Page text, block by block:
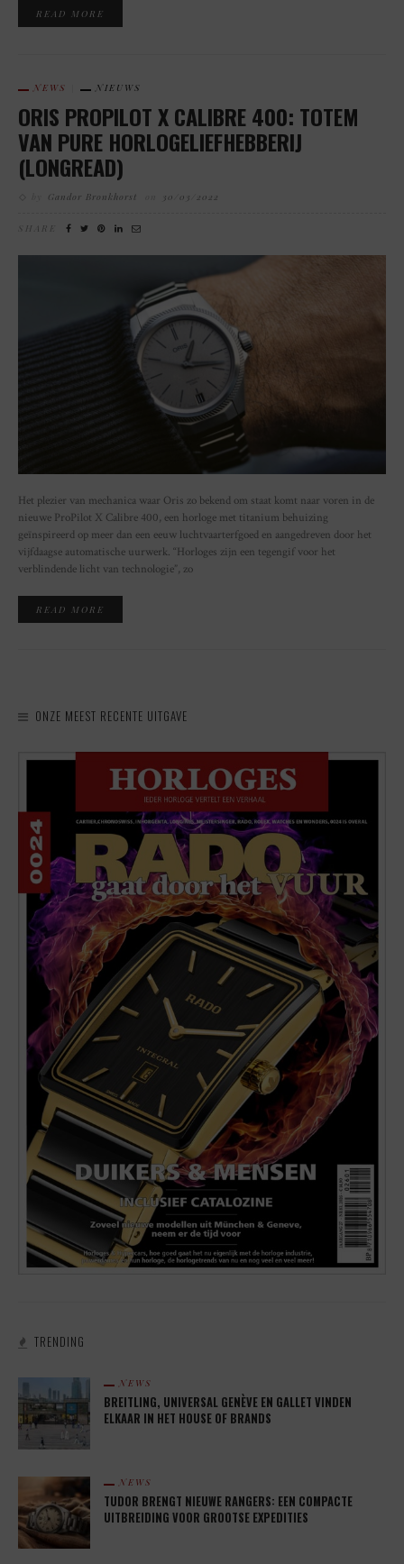
READ MORE
NEWS NIEUWS
ORIS PROPILOT X CALIBRE 400: TOTEM
VAN PURE HORLOGELIEFHEBBERIJ
(LONGREAD)
Gandor Bronkhorst 30/03/2022
SHARE
Het plezier van mechanica waar Oris zo bekend om staat komt naar voren in de
nieuwe ProPilot X Calibre 400, een horloge met titanium behuizing
geïnspireerd op meer dan een eeuw luchtvaarterfgoed en aangedreven door het
vijfdaagse automatische uurwerk. “Horloges zijn een tegengif voor het
verblindende licht van technologie”, zo
READ MORE
ONZE MEEST RECENTE UITGAVE
TRENDING
NEWS
BREITLING, UNIVERSAL GENÈVE EN GALLET VINDEN
ELKAAR IN HET HOUSE OF BRANDS
NEWS
TUDOR BRENGT NIEUWE RANGERS: EEN COMPACTE
UITBREIDING VOOR GROOTSE EXPEDITIES